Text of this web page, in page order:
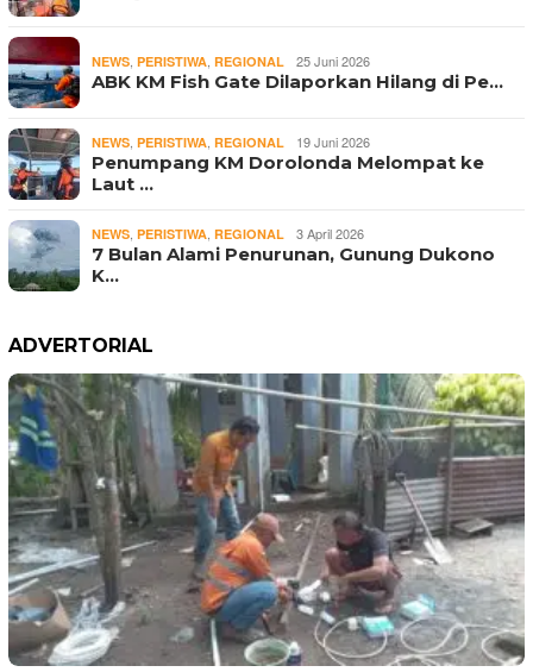
NEWS PERISTIWA REGIONAL 25 Juni 2026
ABK KM Fish Gate Dilaporkan Hilang di Pe…
NEWS PERISTIWA REGIONAL 19 Juni 2026
Penumpang KM Dorolonda Melompat ke
Laut …
NEWS PERISTIWA REGIONAL 3 April 2026
7 Bulan Alami Penurunan, Gunung Dukono
K…
ADVERTORIAL